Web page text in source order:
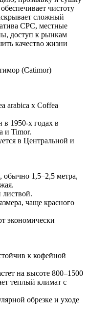
чистоту
сложный
CPC, местные
доступ к рынкам
качество жизни
(Catimor)
arabica x Coffea
1950-х годах в
и Timor.
в Центральной и
обычно 1,5–2,5 метра,
листвой.
чаще красного
экономически
к кофейной
на высоте 800–1500
теплый климат с
обрезке и уходе